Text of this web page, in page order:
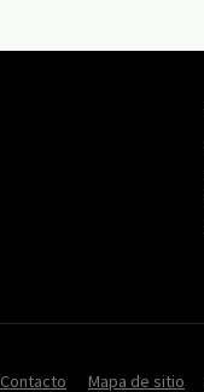
Contacto Mapa de sitio